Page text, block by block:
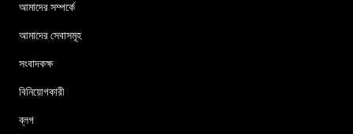
আমাদের সম্পর্কে
আমাদের সেবাসমূহ
সংবাদকক্ষ
বিনিয়োগকারী
ব্লগ